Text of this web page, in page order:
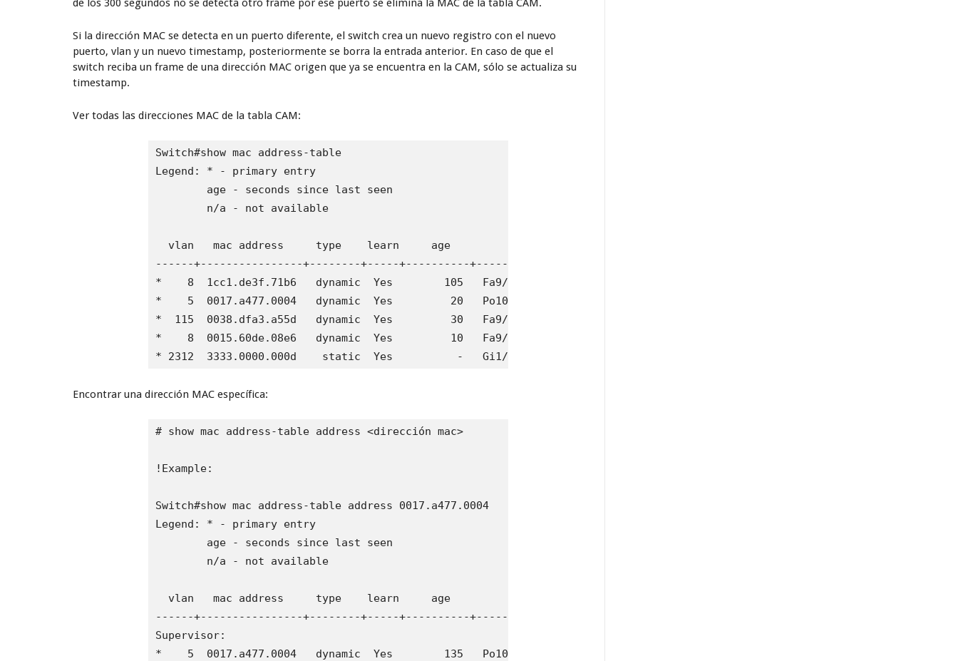
de los 300 segundos no se detecta otro frame por ese puerto se elimina la MAC de la tabla CAM.
Si la dirección MAC se detecta en un puerto diferente, el switch crea un nuevo registro con el nuevo
puerto, vlan y un nuevo timestamp, posteriormente se borra la entrada anterior. En caso de que el
switch reciba un frame de una dirección MAC origen que ya se encuentra en la CAM, sólo se actualiza su
timestamp.
Ver todas las direcciones MAC de la tabla CAM:
Switch#show mac address-table
Legend: * - primary entry
        age - seconds since last seen
        n/a - not available
  vlan   mac address     type    learn     age              ports
------+----------------+--------+-----+----------+--------------------------
*    8  1cc1.de3f.71b6   dynamic  Yes        105   Fa9/5
*    5  0017.a477.0004   dynamic  Yes         20   Po10
*  115  0038.dfa3.a55d   dynamic  Yes         30   Fa9/9
*    8  0015.60de.08e6   dynamic  Yes         10   Fa9/5
* 2312  3333.0000.000d    static  Yes          -   Gi1/1,Gi1/3,Gi1/4,Gi1/5
Encontrar una dirección MAC específica:
# show mac address-table address <dirección mac>
!Example:
Switch#show mac address-table address 0017.a477.0004
Legend: * - primary entry
age - seconds since last seen
n/a - not available
vlan   mac address     type    learn     age              ports
------+----------------+--------+-----+----------+--------------------------
Supervisor:
*    5  0017.a477.0004   dynamic  Yes        135   Po10